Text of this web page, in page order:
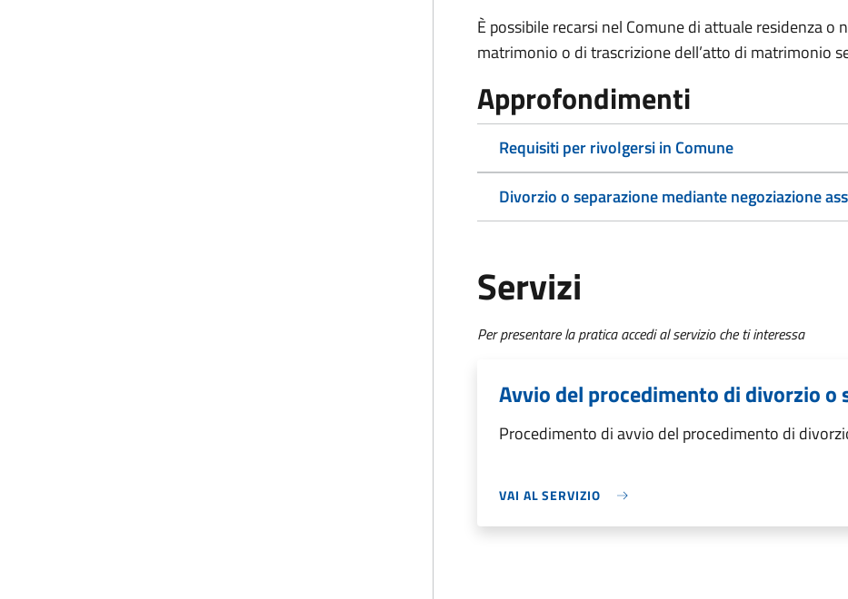
È possibile recarsi nel Comune di attuale residenza o
matrimonio o di trascrizione dell’atto di matrimonio
Approfondimenti
Requisiti per rivolgersi in Comune
Divorzio o separazione mediante negoziazione
Servizi
Per presentare la pratica accedi al servizio che ti interessa
Avvio del procedimento di divorzio o
Procedimento di avvio del procedimento di
VAI AL SERVIZIO